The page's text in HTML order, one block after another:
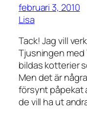
februari 3, 2010
Lisa
Tack! Jag vill
Tjusningen
bildas kotterier
Men det är
försynt påpekat
de vill ha ut